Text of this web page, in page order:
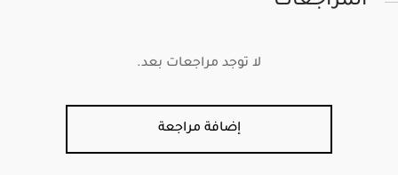
لا توجد مراجعات بعد.
إضافة مراجعة